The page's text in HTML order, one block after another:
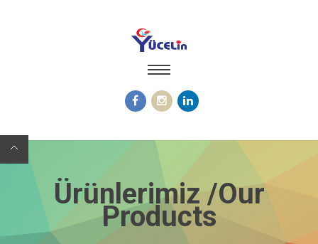
Ürünlerimiz /Our
Products